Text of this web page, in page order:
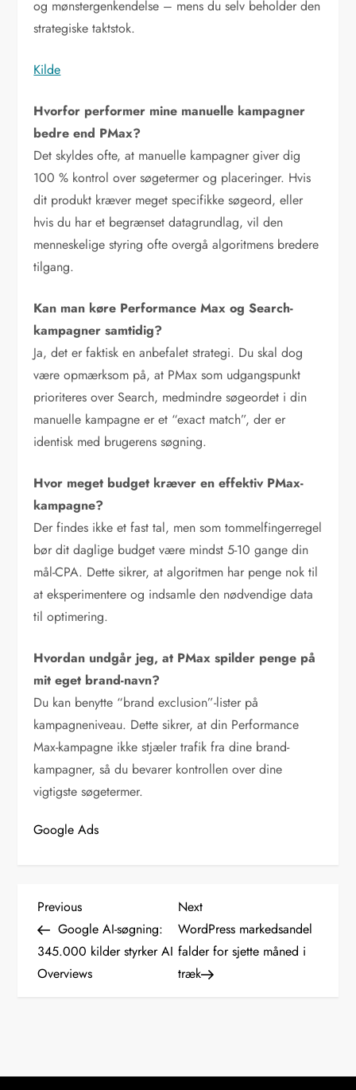
og mønstergenkendelse – mens du selv beholder den
strategiske taktstok.
Kilde
Hvorfor performer mine manuelle kampagner
bedre end PMax?
Det skyldes ofte, at manuelle kampagner giver dig
100 % kontrol over søgetermer og placeringer. Hvis
dit produkt kræver meget specifikke søgeord, eller
hvis du har et begrænset datagrundlag, vil den
menneskelige styring ofte overgå algoritmens bredere
tilgang.
Kan man køre Performance Max og Search-
kampagner samtidig?
Ja, det er faktisk en anbefalet strategi. Du skal dog
være opmærksom på, at PMax som udgangspunkt
prioriteres over Search, medmindre søgeordet i din
manuelle kampagne er et “exact match”, der er
identisk med brugerens søgning.
Hvor meget budget kræver en effektiv PMax-
kampagne?
Der findes ikke et fast tal, men som tommelfingerregel
bør dit daglige budget være mindst 5-10 gange din
mål-CPA. Dette sikrer, at algoritmen har penge nok til
at eksperimentere og indsamle den nødvendige data
til optimering.
Hvordan undgår jeg, at PMax spilder penge på
mit eget brand-navn?
Du kan benytte “brand exclusion”-lister på
kampagneniveau. Dette sikrer, at din Performance
Max-kampagne ikke stjæler trafik fra dine brand-
kampagner, så du bevarer kontrollen over dine
vigtigste søgetermer.
Google Ads
I
n
d
Previous
Post
Previous
Google AI-søgning:
345.000 kilder styrker AI
Overviews
Next
Post
Next
WordPress markedsandel
falder for sjette måned i
træk